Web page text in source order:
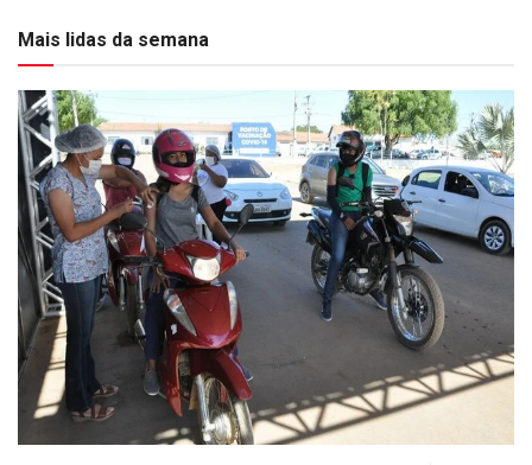
Mais lidas da semana